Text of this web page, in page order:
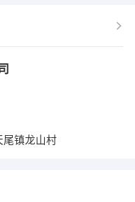
尾镇龙山村